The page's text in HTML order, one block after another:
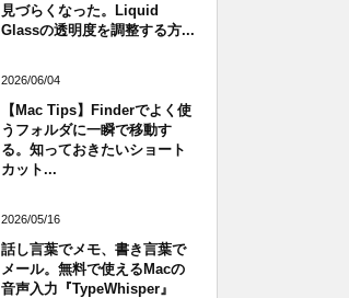
見づらくなった。Liquid
Glassの透明度を調整する方...
2026/06/04
【Mac Tips】Finderでよく使
うフォルダに一瞬で移動す
る。知っておきたいショート
カット...
2026/05/16
話し言葉でメモ、書き言葉で
メール。無料で使えるMacの
音声入力『TypeWhisper』